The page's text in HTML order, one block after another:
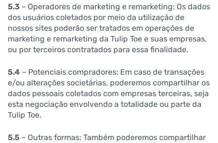
5.3 – Operadores de marketing e remarketing: Os dados
dos usuários coletados por meio da utilização de
nossos sites poderão ser tratados em operações de
marketing e remarketing da Tulip Toe e suas empresas,
ou por terceiros contratados para essa finalidade.
5.4 – Potenciais compradores: Em caso de transações
e/ou alterações societárias, poderemos compartilhar os
dados pessoais coletados com empresas terceiras, seja
esta negociação envolvendo a totalidade ou parte da
Tulip Toe.
5.5 – Outras formas: Também poderemos compartilhar